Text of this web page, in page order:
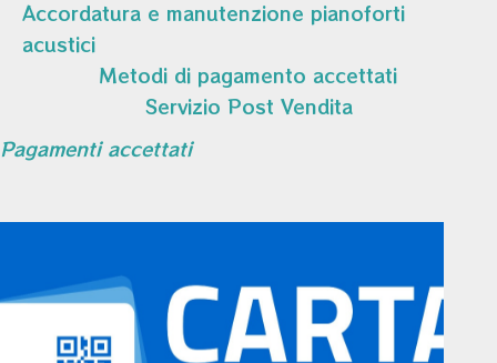
Accordatura e manutenzione pianoforti
acustici
Metodi di pagamento accettati
Servizio Post Vendita
Pagamenti accettati